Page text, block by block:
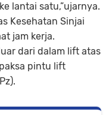
lantai satu,”ujarnya.
Kesehatan Sinjai
jam kerja.
dari dalam lift atas
pintu lift